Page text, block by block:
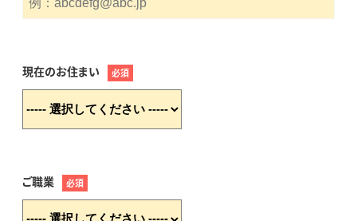
現在のお住まい 必須
ご職業 必須